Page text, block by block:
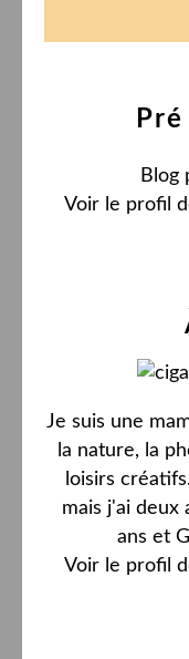
Blog
Voir le profil
Je suis une
la nature, la
loisirs
mais j'ai deux
ans et
Voir le profil